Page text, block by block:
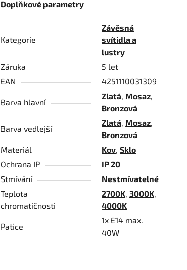
Doplňkové parametry
Kategorie
Závěsná
svítidla a
lustry
Záruka
5 let
EAN
4251110031309
Barva hlavní
Zlatá, Mosaz,
Bronzová
Barva vedlejší
Zlatá, Mosaz,
Bronzová
Materiál
Kov,Sklo
Ochrana IP
IP 20
Stmívání
Nestmívatelné
Teplota
chromatičnosti
2700K,3000K,
4000K
Patice
1x E14 max.
40W